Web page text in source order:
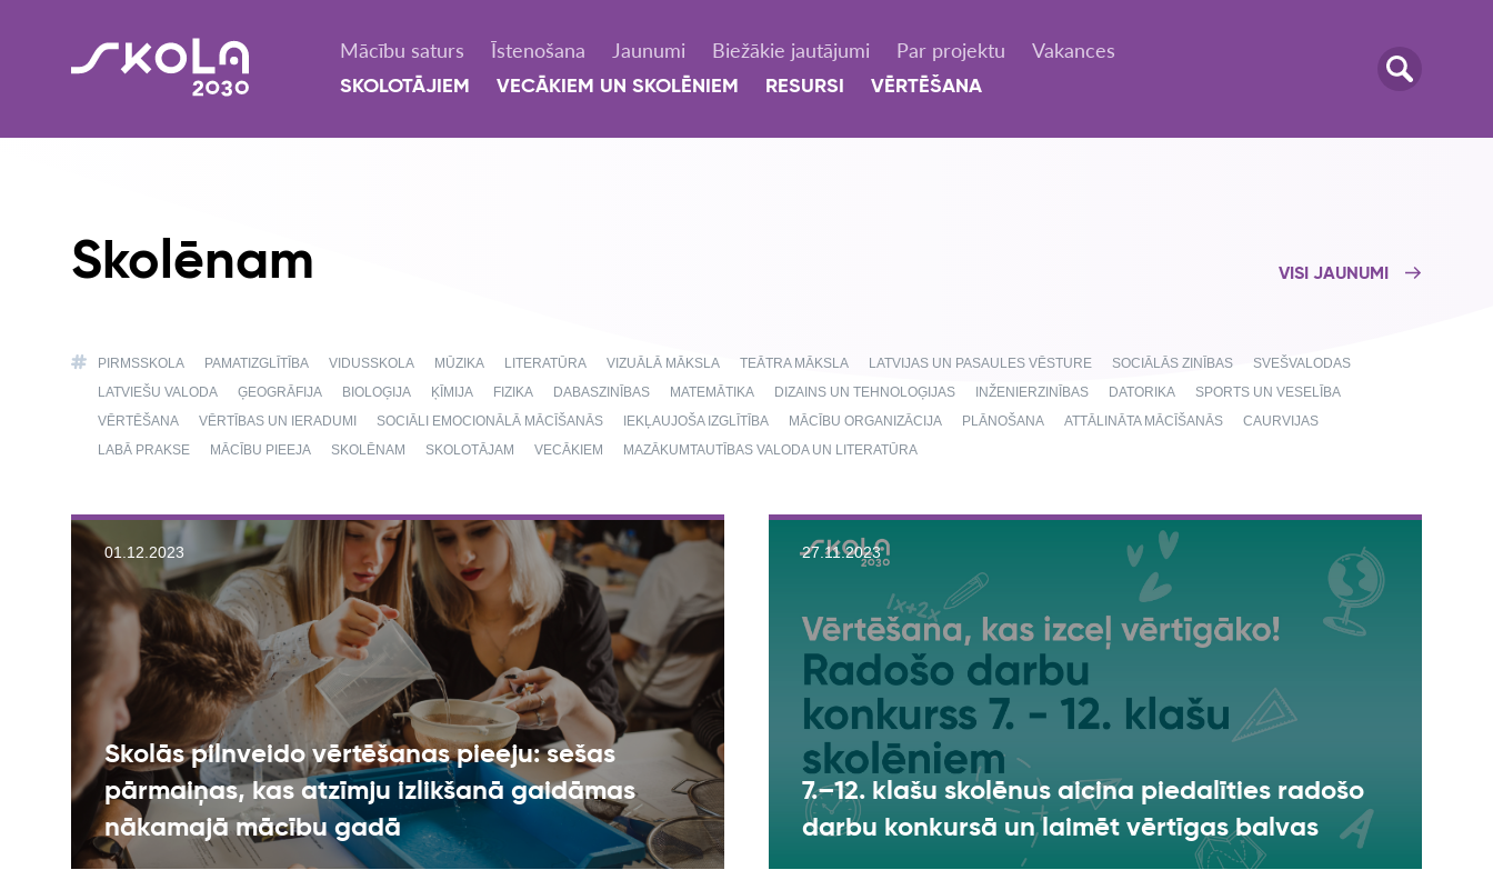
Mācību saturs Īstenošana Jaunumi Biežākie jautājumi Par projektu Vakances
SKOLOTĀJIEM VECĀKIEM UN SKOLĒNIEM RESURSI VĒRTĒŠANA
Skolēnam VISI JAUNUMI
PIRMSSKOLA PAMATIZGLĪTĪBA VIDUSSKOLA MŪZIKA LITERATŪRA VIZUĀLĀ MĀKSLA TEĀTRA MĀKSLA LATVIJAS UN PASAULES VĒSTURE SOCIĀLĀS ZINĪBAS
SVEŠVALODAS
LATVIEŠU VALODA
ĢEOGRĀFIJA BIOLOĢIJA ĶĪMIJA FIZIKA DABASZINĪBAS MATEMĀTIKA DIZAINS UN TEHNOLOĢIJAS INŽENIERZINĪBAS DATORIKA
SPORTS UN VESELĪBA
VĒRTĒŠANA
VĒRTĪBAS UN IERADUMI SOCIĀLI EMOCIONĀLĀ MĀCĪŠANĀS IEKĻAUJOŠA IZGLĪTĪBA MĀCĪBU ORGANIZĀCIJA PLĀNOŠANA ATTĀLINĀTA MĀCĪŠANĀS
CAURVIJAS
LABĀ PRAKSE
MĀCĪBU PIEEJA SKOLĒNAM SKOLOTĀJAM VECĀKIEM MAZĀKUMTAUTĪBAS VALODA UN LITERATŪRA
01.12.2023
Skolās pilnveido vērtēšanas pieeju: sešas
pārmaiņas, kas atzīmju izlikšanā gaidāmas
nākamajā mācību gadā
27.11.2023
7.–12. klašu skolēnus aicina piedalīties radošo
darbu konkursā un laimēt vērtīgas balvas